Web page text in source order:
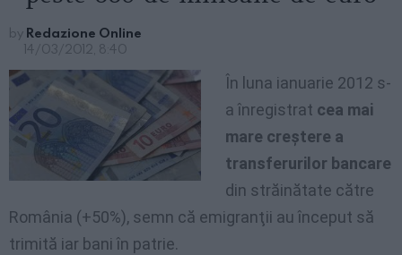
by Redazione Online
14/03/2012, 8:40
În luna ianuarie 2012 s-
a înregistrat cea mai
mare creştere a
transferurilor bancare
din străinătate către
România (+50%), semn că emigranţii au început să
trimită iar bani în patrie.